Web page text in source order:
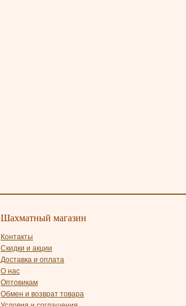
Шахматный магазин
Контакты
Скидки и акции
Доставка и оплата
О нас
Оптовикам
Обмен и возврат товара